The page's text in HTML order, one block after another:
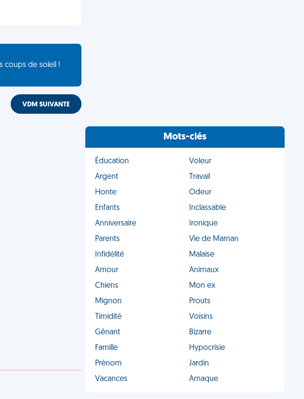
coups de soleil !
VDM SUIVANTE
Mots-clés
Éducation
Voleur
Argent
Travail
Honte
Odeur
Enfants
Inclassable
Anniversaire
Ironique
Parents
Vie de Maman
Infidélité
Malaise
Amour
Animaux
Chiens
Mon ex
Mignon
Prouts
Timidité
Voisins
Gênant
Bizarre
Famille
Hypocrisie
Prénom
Jardin
Vacances
Arnaque